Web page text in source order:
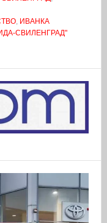
, ИВАНКА
СВИЛЕНГРАД"